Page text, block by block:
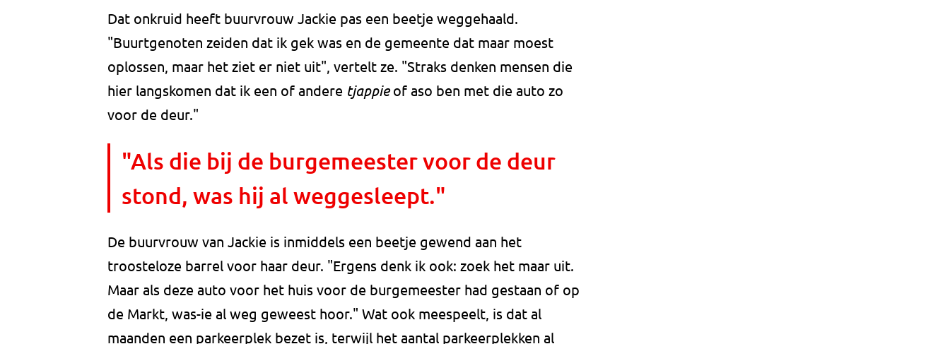
Dat onkruid heeft buurvrouw Jackie pas een beetje weggehaald.
"Buurtgenoten zeiden dat ik gek was en de gemeente dat maar moest
oplossen, maar het ziet er niet uit", vertelt ze. "Straks denken mensen die
hier langskomen dat ik een of andere tjappieof aso ben met die auto zo
voor de deur."
"Als die bij de burgemeester voor de deur
stond, was hij al weggesleept."
De buurvrouw van Jackie is inmiddels een beetje gewend aan het
troosteloze barrel voor haar deur. "Ergens denk ik ook: zoek het maar uit.
Maar als deze auto voor het huis voor de burgemeester had gestaan of op
de Markt, was-ie al weg geweest hoor." Wat ook meespeelt, is dat al
maanden een parkeerplek bezet is, terwijl het aantal parkeerplekken al